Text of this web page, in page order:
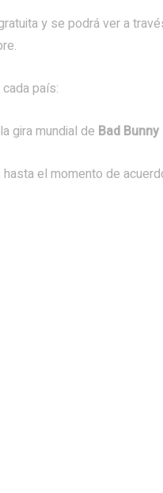
y se podrá ver a
país:
gira mundial de Bad Bunny
el momento de